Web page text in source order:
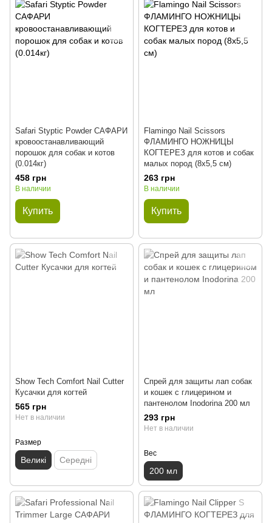
Safari Styptic Powder САФАРИ
кровоостанавливающий
порошок для собак и котов
(0.014кг)
458 грн
В наличии
Купить
Flamingo Nail Scissors
ФЛАМИНГО НОЖНИЦЫ
КОГТЕРЕЗ для котов и собак
малых пород (8x5,5 см)
263 грн
В наличии
Купить
Show Tech Comfort Nail Cutter
Кусачки для когтей
565 грн
Нет в наличии
Размер
Великі Середні
Спрей для защиты лап собак
и кошек с глицерином и
пантенолом Inodorina 200 мл
293 грн
Нет в наличии
Вес
200 мл